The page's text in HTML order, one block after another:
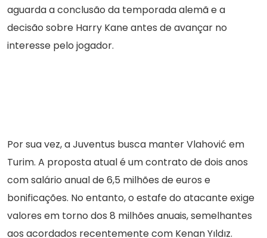
aguarda a conclusão da temporada alemã e a
decisão sobre Harry Kane antes de avançar no
interesse pelo jogador.
Por sua vez, a Juventus busca manter Vlahović em
Turim. A proposta atual é um contrato de dois anos
com salário anual de 6,5 milhões de euros e
bonificações. No entanto, o estafe do atacante exige
valores em torno dos 8 milhões anuais, semelhantes
aos acordados recentemente com Kenan Yıldız.